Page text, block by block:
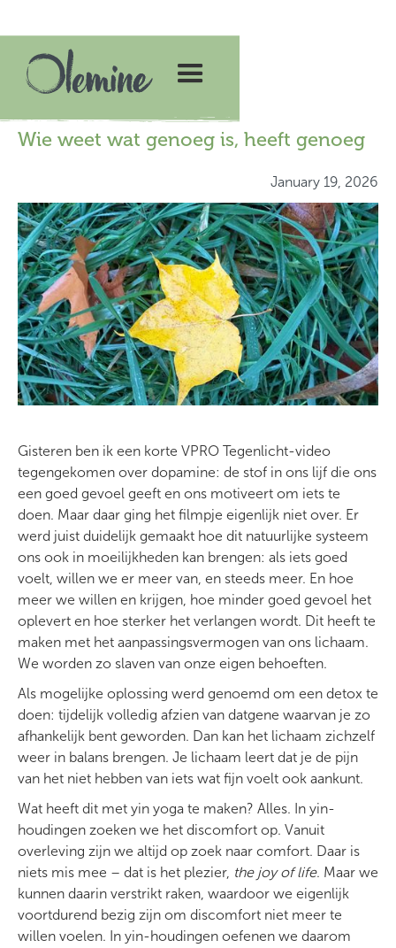
Wie weet wat genoeg is, heeft genoeg
January 19, 2026
Gisteren ben ik een korte VPRO Tegenlicht-video
tegengekomen over dopamine: de stof in ons lijf die ons
een goed gevoel geeft en ons motiveert om iets te
doen. Maar daar ging het filmpje eigenlijk niet over. Er
werd juist duidelijk gemaakt hoe dit natuurlijke systeem
ons ook in moeilijkheden kan brengen: als iets goed
voelt, willen we er meer van, en steeds meer. En hoe
meer we willen en krijgen, hoe minder goed gevoel het
oplevert en hoe sterker het verlangen wordt. Dit heeft te
maken met het aanpassingsvermogen van ons lichaam.
We worden zo slaven van onze eigen behoeften.
Als mogelijke oplossing werd genoemd om een detox te
doen: tijdelijk volledig afzien van datgene waarvan je zo
afhankelijk bent geworden. Dan kan het lichaam zichzelf
weer in balans brengen. Je lichaam leert dat je de pijn
van het niet hebben van iets wat fijn voelt ook aankunt.
Wat heeft dit met yin yoga te maken? Alles. In yin-
houdingen zoeken we het discomfort op. Vanuit
overleving zijn we altijd op zoek naar comfort. Daar is
niets mis mee – dat is het plezier, the joy of life. Maar we
kunnen daarin verstrikt raken, waardoor we eigenlijk
voortdurend bezig zijn om discomfort niet meer te
willen voelen. In yin-houdingen oefenen we daarom